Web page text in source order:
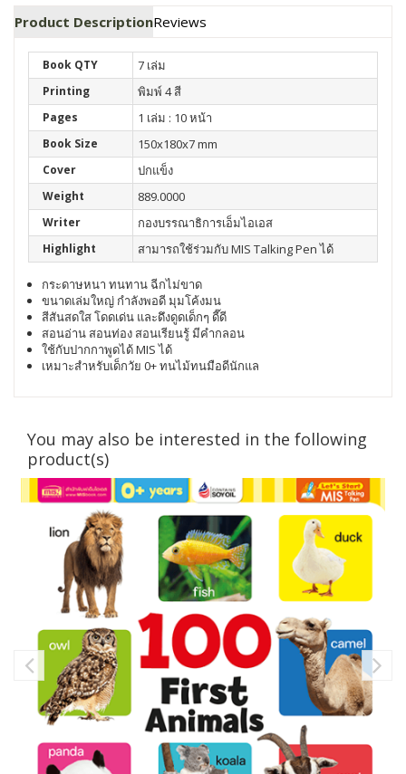
Product DescriptionReviews
Book QTY 7 เล่ม
Printing พิมพ์ 4 สี
Pages 1 เล่ม : 10 หน้า
Book Size 150x180x7 mm
Cover ปกแข็ง
Weight 889.0000
Writer กองบรรณาธิการเอ็มไอเอส
Highlight สามารถใช้ร่วมกับ MIS Talking Pen ได้
กระดาษหนา ทนทาน ฉีกไม่ขาด
ขนาดเล่มใหญ่ กำลังพอดี มุมโค้งมน
สีสันสดใส โดดเด่น และดึงดูดเด็กๆ ดี๊ดี
สอนอ่าน สอนท่อง สอนเรียนรู้ มีคำกลอน
ใช้กับปากกาพูดได้ MIS ได้
เหมาะสำหรับเด็กวัย 0+ ทนไม้ทนมือดีนักแล
You may also be interested in the following
product(s)